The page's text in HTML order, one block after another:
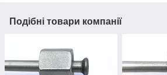
Подібні товари компанії